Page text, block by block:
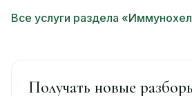
Все услуги раздела
Получать новые